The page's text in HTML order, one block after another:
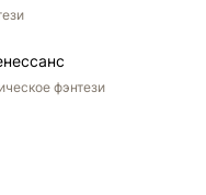
фэнтези